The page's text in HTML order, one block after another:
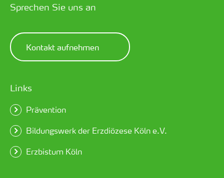
Sprechen Sie uns an
Kontakt aufnehmen
Links
Prävention
Bildungswerk der Erzdiözese Köln e.V.
Erzbistum Köln